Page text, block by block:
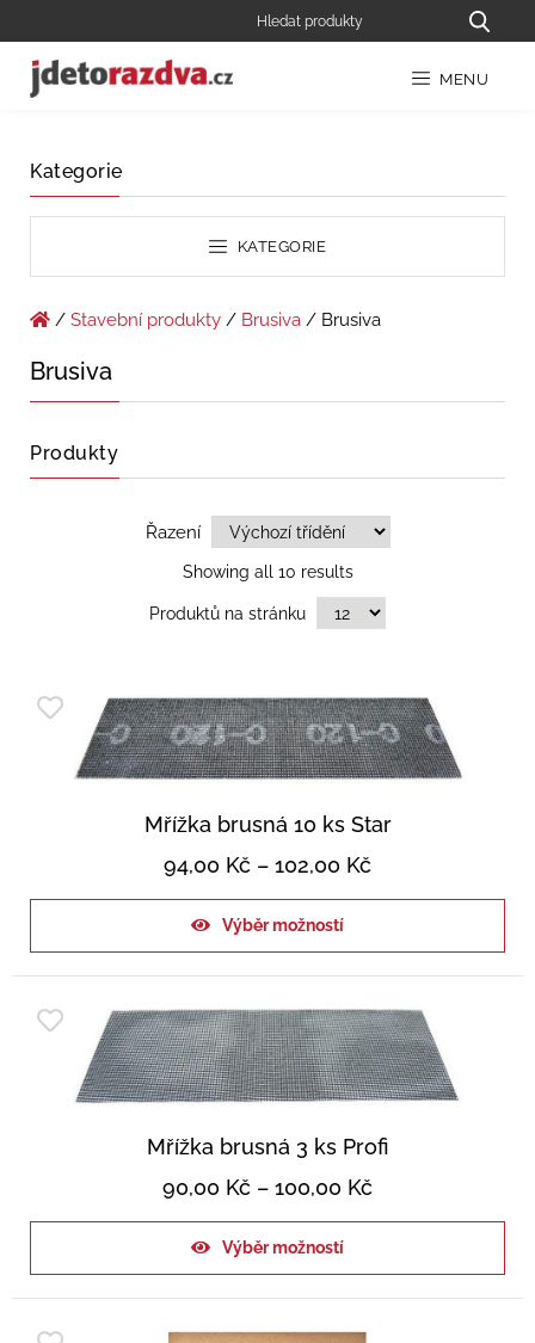
MENU
Kategorie
KATEGORIE
/ Stavební produkty / Brusiva / Brusiva
Brusiva
Produkty
Řazení
Showing all 10 results
Produktů na stránku
Mřížka brusná 10 ks Star
94,00 Kč – 102,00 Kč
Výběr možností
Mřížka brusná 3 ks Profi
90,00 Kč – 100,00 Kč
Výběr možností